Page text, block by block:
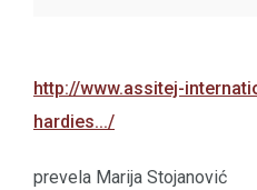
http://www.assitej-
hardies.../
prevela Marija Stojanović